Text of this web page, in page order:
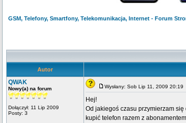
GSM, Telefony, Smartfony, Telekomunikacja, Internet - Forum
Autor
QWAK
Nowy(a) na forum
Dołączył: 11 Lip 2009
Posty: 3
Wysłany: Sob Lip 11, 2009 20:19
Hej!
Od jakiegoś czasu przymierzam
kupić telefon razem z